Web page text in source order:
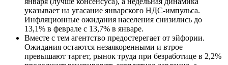
указывает на угасание январского НДС-импульса.
Инфляционные ожидания населения снизились до
13,1% в феврале с 13,7% в январе.
Вместе с тем агентство предостерегает от эйфории.
Ожидания остаются незаякоренными и втрое
превышают таргет, рынок труда при безработице в 2,2%